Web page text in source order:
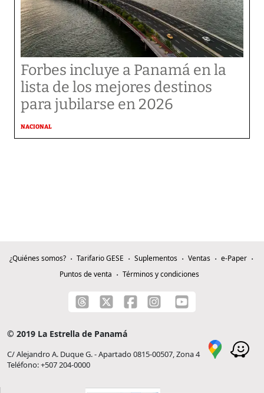
Forbes incluye a Panamá en la
lista de los mejores destinos
para jubilarse en 2026
NACIONAL
¿Quiénes somos? Tarifario GESE Suplementos Ventas
e-Paper
Puntos de venta
Términos y condiciones
© 2019 La Estrella de Panamá
C/ Alejandro A. Duque G. - Apartado 0815-00507, Zona 4
Teléfono: +507 204-0000